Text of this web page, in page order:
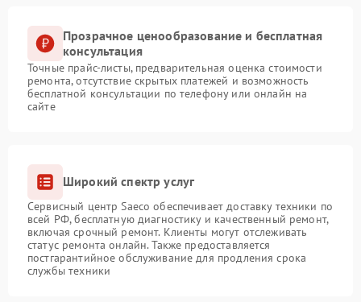
Прозрачное ценообразование и бесплатная
консультация
Точные прайс-листы, предварительная оценка стоимости
ремонта, отсутствие скрытых платежей и возможность
бесплатной консультации по телефону или онлайн на
сайте
Широкий спектр услуг
Сервисный центр Saeco обеспечивает доставку техники по
всей РФ, бесплатную диагностику и качественный ремонт,
включая срочный ремонт. Клиенты могут отслеживать
статус ремонта онлайн. Также предоставляется
постгарантийное обслуживание для продления срока
службы техники